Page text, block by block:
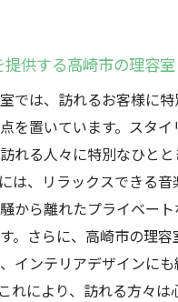
市の理容室で受ける専属
市の理容室で得られるカ
技術が生む高崎市の顧客
市の理容室が誇る高度な技
市理容室のプロフェッシ
市の理容室で築かれる信
供する高崎市の理容室
では、訪れるお客様に
を置いています。スタ
れる人々に特別なひと
は、リラックスできる
から離れたプライベー
。さらに、高崎市の理
インテリアデザインに
れにより、訪れる方々は